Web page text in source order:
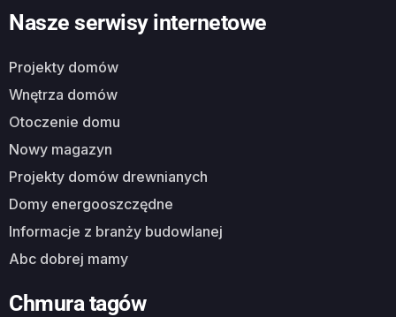
Nasze serwisy internetowe
Projekty domów
Wnętrza domów
Otoczenie domu
Nowy magazyn
Projekty domów drewnianych
Domy energooszczędne
Informacje z branży budowlanej
Abc dobrej mamy
Chmura tagów